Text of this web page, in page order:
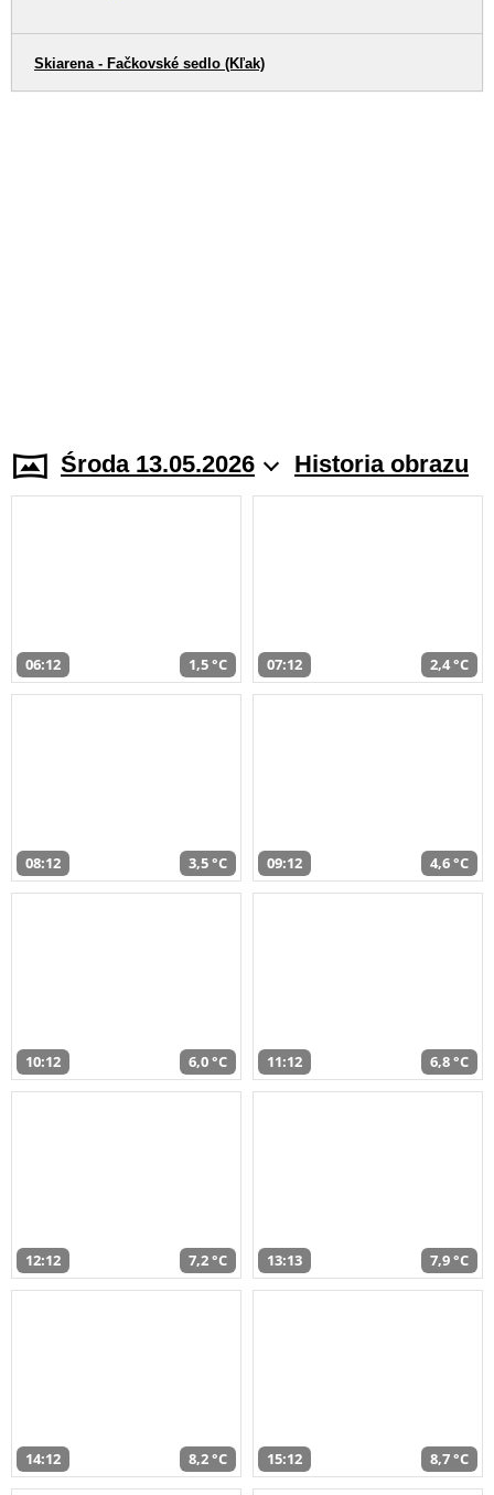
Skiarena - Fačkovské sedlo (Kľak)
Środa 13.05.2026 Historia obrazu
06:12 1,5 °C 07:12 2,4 °C
08:12 3,5 °C 09:12 4,6 °C
10:12 6,0 °C 11:12 6,8 °C
12:12 7,2 °C 13:13 7,9 °C
14:12 8,2 °C 15:12 8,7 °C